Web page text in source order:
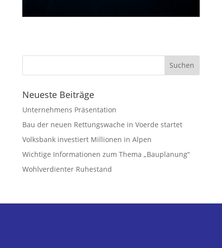
Neueste Beiträge
Unternehmens Präsentation
Bau der neuen Rettungswache in Voerde startet
Volksbank investiert Millionen in Alpen
Wichtige Informationen zum Thema „Bauplanung“
Wohlverdienter Ruhestand